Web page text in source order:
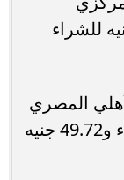
الجنيه نحو 49.62 جنيه للشراء
المصري
مقابل الجنيه نحو 49.62 جنيه للشراء و49.72 جنيه